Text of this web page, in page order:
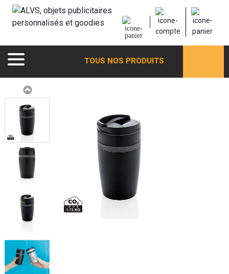
TOUS NOS PRODUITS